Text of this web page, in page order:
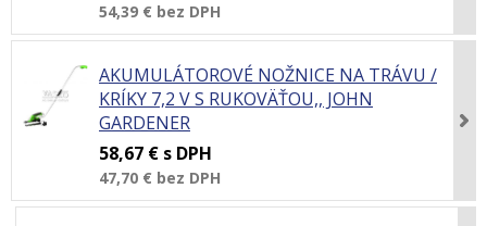
54,39 € bez DPH
AKUMULÁTOROVÉ NOŽNICE NA TRÁVU /
KRÍKY 7,2 V S RUKOVÄŤOU,, JOHN
GARDENER
58,67 € s DPH
47,70 € bez DPH